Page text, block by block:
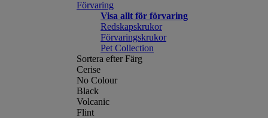
Förvaring
Visa allt för förvaring
Redskapskrukor
Förvaringskrukor
Pet Collection
Sortera efter Färg
Cerise
No Colour
Black
Volcanic
Flint